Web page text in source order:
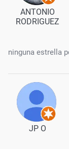
ANTONIO
RODRIGUEZ
ninguna estrella
JP O